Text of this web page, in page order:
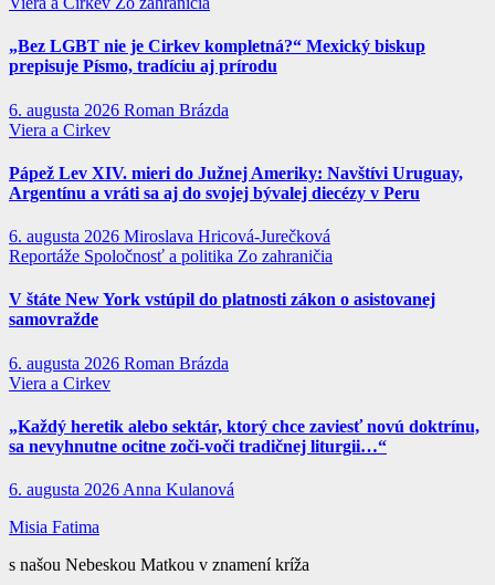
„Bez LGBT nie je Cirkev kompletná?“ Mexický biskup
prepisuje Písmo, tradíciu aj prírodu
6. augusta 2026 Roman Brázda
Viera a Cirkev
Pápež Lev XIV. mieri do Južnej Ameriky: Navštívi Uruguay,
Argentínu a vráti sa aj do svojej bývalej diecézy v Peru
6. augusta 2026 Miroslava Hricová-Jurečková
Reportáže Spoločnosť a politika Zo zahraničia
V štáte New York vstúpil do platnosti zákon o asistovanej
samovražde
6. augusta 2026 Roman Brázda
Viera a Cirkev
„Každý heretik alebo sektár, ktorý chce zaviesť novú doktrínu,
sa nevyhnutne ocitne zoči-voči tradičnej liturgii…“
6. augusta 2026 Anna Kulanová
Misia Fatima
s našou Nebeskou Matkou v znamení kríža